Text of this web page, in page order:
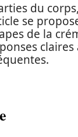
du
se
de la
claires